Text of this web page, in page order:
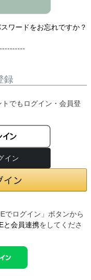
ワードをお忘れですか？
録
でもログイン・会員登
ン
でログイン」ボタンから
と会員連携をしてくださ